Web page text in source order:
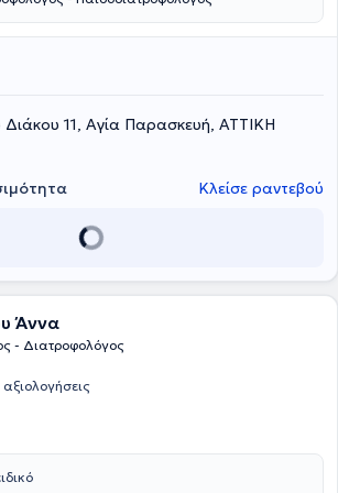
11, Αγία Παρασκευή, ΑΤΤΙΚΗ
Κλείσε ραντεβού
Άννα
- Διατροφολόγος
αξιολογήσεις